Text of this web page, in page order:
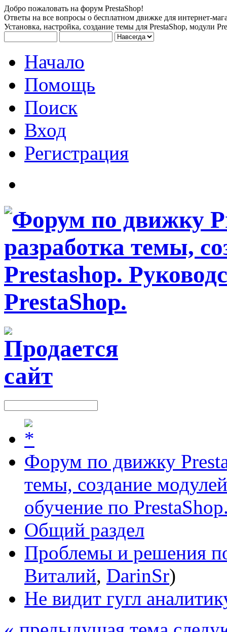
Добро пожаловать на форум PrestaShop!
Ответы на все вопросы о бесплатном движке для интернет-
Установка, настройка, создание темы для PrestaShop, модули
Начало
Помощь
Поиск
Вход
Регистрация
Форум по движку
темы, создание
обучение по
Общий раздел
Проблемы и решения
Виталий, DarinSr)
Не видит гугл